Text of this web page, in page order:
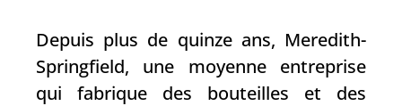
Depuis plus de quinze ans, Meredith-
Springfield, une moyenne entreprise
qui fabrique des bouteilles et des